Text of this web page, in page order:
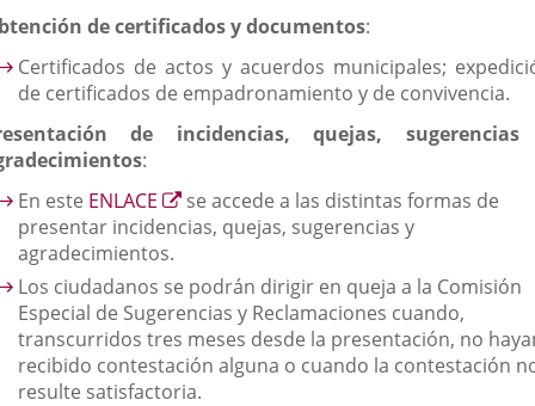
de certificados y documentos:
Certificados de actos y acuerdos municipales;
de certificados de empadronamiento y de convivencia.
de incidencias, quejas,
:
En este ENLACE
Enlace
a
aplicación
externa.
se accede a las distintas formas de
presentar incidencias, quejas, sugerencias y
agradecimientos.
Los ciudadanos se podrán dirigir en queja a la Comisión
Especial de Sugerencias y Reclamaciones cuando,
transcurridos tres meses desde la presentación, no
recibido contestación alguna o cuando la contestación
resulte satisfactoria.